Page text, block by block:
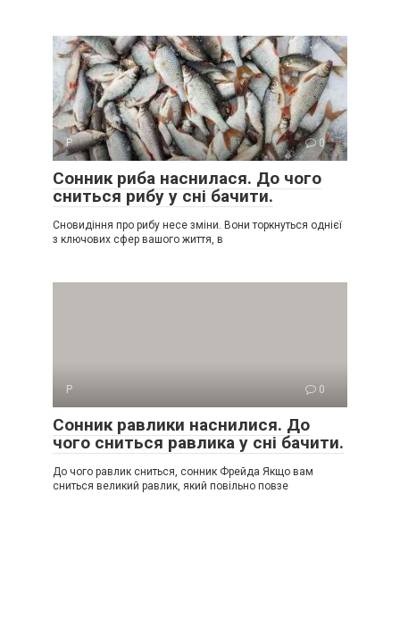
Р 0
Сонник риба наснилася. До чого
сниться рибу у сні бачити.
Сновидіння про рибу несе зміни. Вони торкнуться однієї
з ключових сфер вашого життя, в
Р 0
Сонник равлики наснилися. До
чого сниться равлика у сні бачити.
До чого равлик сниться, сонник Фрейда Якщо вам
сниться великий равлик, який повільно повзе